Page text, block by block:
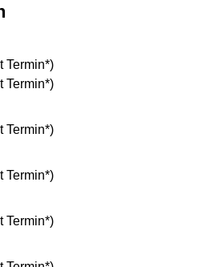
Termin*)
Termin*)
Termin*)
Termin*)
Termin*)